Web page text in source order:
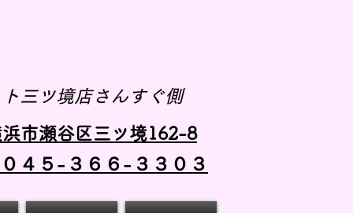
三ツ境店さんすぐ側
市瀬谷区三ツ境162-8
４５-３６６-３３０３